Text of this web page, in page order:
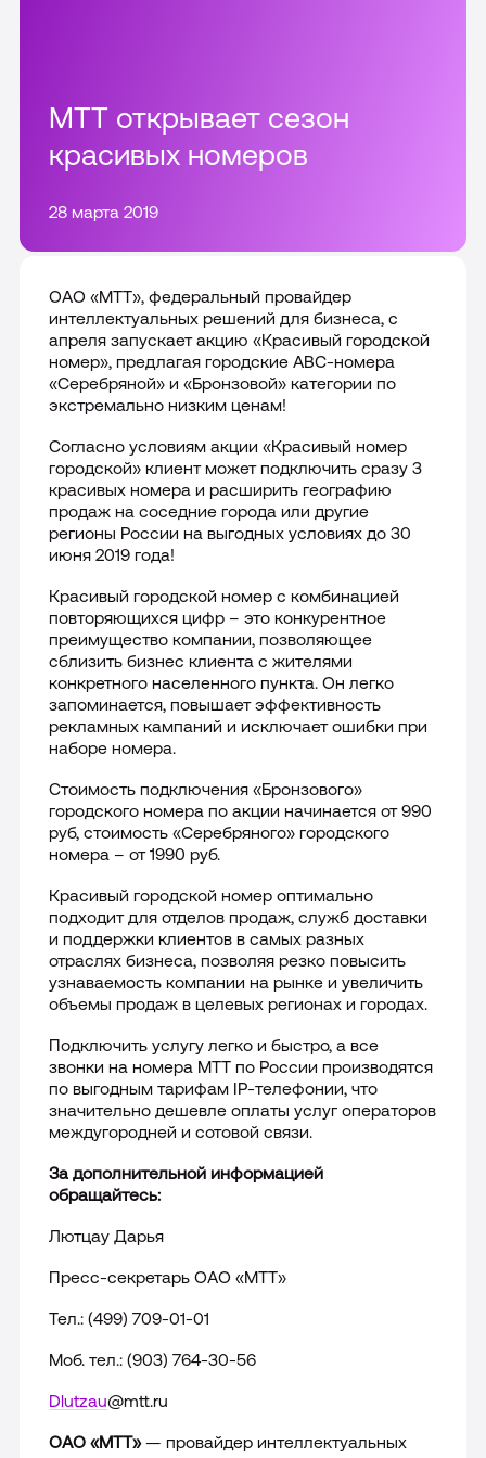
Все продукты
Внедрение и настройка CRM
Сопровождение CRM
Все интеграции
Акции
Отзывы
Карьера
Контакты
Лицензии
Комплаенс и деловая этика
Все о компании
8-800 555 90-00
Москва
Подключить сейчас
28 марта 2019
МТТ открывает сезон
красивых номеров
ОАО «МТТ», федеральный провайдер
интеллектуальных решений для бизнеса, с
апреля запускает акцию «Красивый городской
номер», предлагая городские ABC-номера
«Серебряной» и «Бронзовой» категории по
экстремально низким ценам!
Согласно условиям акции «Красивый номер
городской» клиент может подключить сразу 3
красивых номера и расширить географию
продаж на соседние города или другие
регионы России на выгодных условиях до 30
июня 2019 года!
Красивый городской номер с комбинацией
повторяющихся цифр – это конкурентное
преимущество компании, позволяющее
сблизить бизнес клиента с жителями
конкретного населенного пункта. Он легко
запоминается, повышает эффективность
рекламных кампаний и исключает ошибки при
наборе номера.
Стоимость подключения «Бронзового»
городского номера по акции начинается от 990
руб, стоимость «Серебряного» городского
номера – от 1990 руб.
Красивый городской номер оптимально
подходит для отделов продаж, служб доставки
и поддержки клиентов в самых разных
отраслях бизнеса, позволяя резко повысить
узнаваемость компании на рынке и увеличить
объемы продаж в целевых регионах и городах.
Подключить услугу легко и быстро, а все
звонки на номера МТТ по России производятся
по выгодным тарифам IP-телефонии, что
значительно дешевле оплаты услуг операторов
междугородней и сотовой связи.
За дополнительной информацией
обращайтесь:
Лютцау Дарья
Пресс-секретарь ОАО «МТТ»
Тел.: (499) 709-01-01
Моб. тел.: (903) 764-30-56
Dlutzau@mtt.ru
ОАО «МТТ»— провайдер интеллектуальных